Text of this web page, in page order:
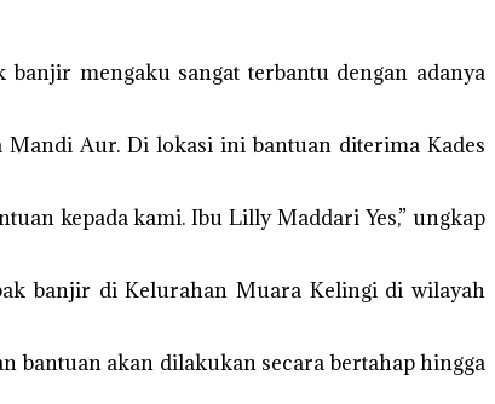
banjir mengaku sangat terbantu dengan adanya
Aur. Di lokasi ini bantuan diterima Kades
kepada kami. Ibu Lilly Maddari Yes,” ungkap
banjir di Kelurahan Muara Kelingi di wilayah
bantuan akan dilakukan secara bertahap hingga